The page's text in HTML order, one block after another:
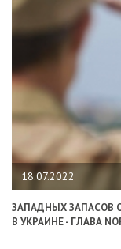
18.07.2022
ЗАПАДНЫХ ЗАПАСОВ
В УКРАИНЕ - ГЛАВА